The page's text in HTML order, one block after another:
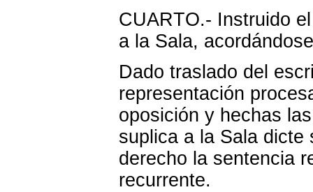
CUARTO.- Instruido
a la Sala,
Dado traslado del
representación
oposición y hechas
suplica a la Sala dicte
derecho la sentencia
recurrente.